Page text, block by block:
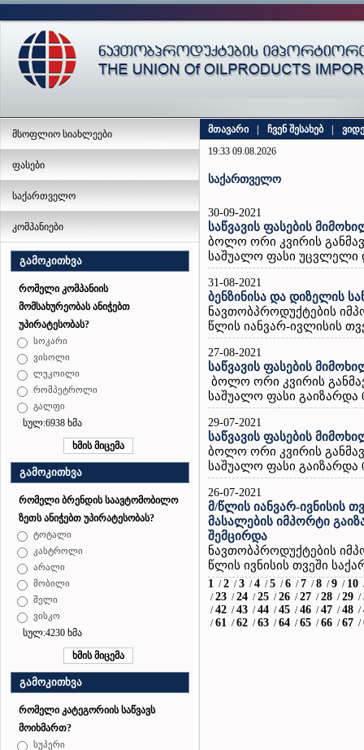
მსოფლიო სიახლეები
ფასები
საქართველო
კომპანიები
გამოკითხვა
რომელი კომპანიის
მომსახურეობას ანიჭებთ
უპირატესობას?
სოკარი
ვისოლი
ლუკოილი
რომპეტროლი
გალფი
სულ:6938 ხმა
გამოკითხვა
რომელი ბრენდის საავტომობილო
ზეთს ანიჭებთ უპირატესობას?
ტოტალი
კასტროლი
არალი
მობილი
შელი
ვისკო
სულ:4230 ხმა
გამოკითხვა
რომელი კატეგორიის საწვავს
მოიხმართ?
სუპერი
მთავარი ჩვენ შესახებ
19:33 09.08.2026
საქართველო
30-09-2021
საწვავის ფასების
ბოლო ორი კვირის
საშუალო ფასი უცვლელი
31-08-2021
ბენზინისა და დიზელის
ნავთობპროდუქტების
წლის იანვარ-ივლისის
27-08-2021
საწვავის ფასების
ბოლო ორი კვირის
საშუალო ფასი გაიზარდა
29-07-2021
საწვავის ფასების
ბოლო ორი კვირის
საშუალო ფასი გაიზარდა
26-07-2021
მ/წლის იანვარ-ივნისის
მასალების იმპორტი
შემცირდა
ნავთობპროდუქტების
წლის ივნისის თვეში
1 / 2 / 3 / 4 / 5 / 6 / 7 / 8 / 9 / 10
/ 23 / 24 / 25 / 26 / 27 / 28 / 29 /
/ 42 / 43 / 44 / 45 / 46 / 47 / 48 /
/ 61 / 62 / 63 / 64 / 65 / 66 / 67 /